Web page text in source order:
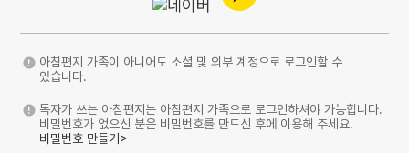
아침편지 가족이 아니어도 소셜 및 외부 계정으로 로그인할 수
있습니다.
독자가 쓰는 아침편지는 아침편지 가족으로 로그인하셔야 가능합니다.
비밀번호가 없으신 분은 비밀번호를 만드신 후에 이용해 주세요.
비밀번호 만들기>